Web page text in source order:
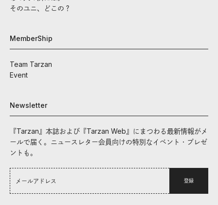
そのユニ、どこの？
MemberShip
Team Tarzan
Event
Newsletter
『Tarzan』本誌および『Tarzan Web』にまつわる最新情報がメ
ールで届く。ニュースレター会員向けの特別なイベント・プレゼ
ントも。
登録